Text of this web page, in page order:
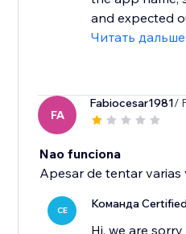
and expected
Читать дальше
FA
Fabiocesar1981/
Nao funciona
Apesar de tentar varias
CE Команда
Hi, we are